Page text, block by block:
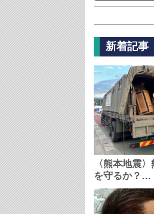
新着記事
〈熊本地震
を守るか？…